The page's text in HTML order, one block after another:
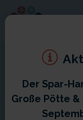
Der Spar-
Große Pötte